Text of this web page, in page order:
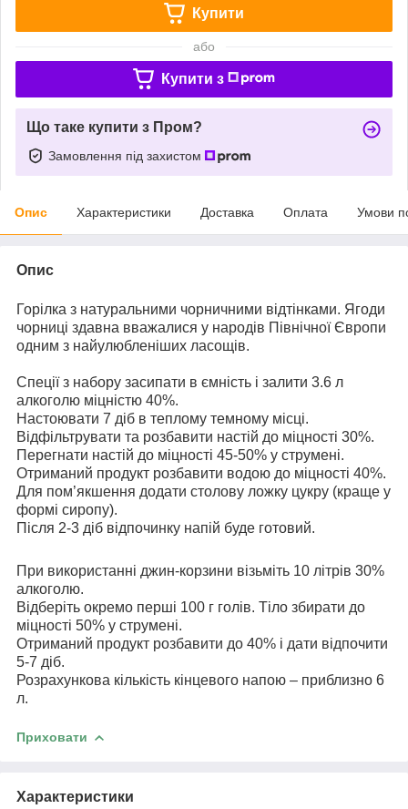
Купити
або
Купити з
Що таке купити з Пром?
Замовлення під захистом
Опис Характеристики Доставка Оплата Умови
Опис
Горілка з натуральними чорничними відтінками. Ягоди
чорниці здавна вважалися у народів Північної Європи
одним з найулюбленіших ласощів.
Спеції з набору засипати в ємність і залити 3.6 л
алкоголю міцністю 40%.
Настоювати 7 діб в теплому темному місці.
Відфільтрувати та розбавити настій до міцності 30%.
Перегнати настій до міцності 45-50% у струмені.
Отриманий продукт розбавити водою до міцності 40%.
Для пом’якшення додати столову ложку цукру (краще у
формі сиропу).
Після 2-3 діб відпочинку напій буде готовий.
При використанні джин-корзини візьміть 10 літрів 30%
алкоголю.
Відберіть окремо перші 100 г голів. Тіло збирати до
міцності 50% у струмені.
Отриманий продукт розбавити до 40% і дати відпочити
5-7 діб.
Розрахункова кількість кінцевого напою – приблизно 6
л.
Приховати
Характеристики